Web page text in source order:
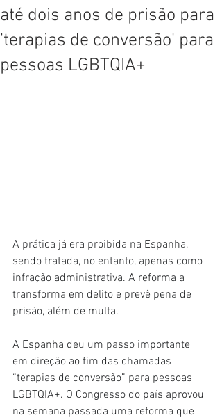
até dois anos de prisão para
'terapias de conversão' para
pessoas LGBTQIA+
A prática já era proibida na Espanha,
sendo tratada, no entanto, apenas como
infração administrativa. A reforma a
transforma em delito e prevê pena de
prisão, além de multa.
A Espanha deu um passo importante
em direção ao fim das chamadas
“terapias de conversão” para pessoas
LGBTQIA+. O Congresso do país aprovou
na semana passada uma reforma que